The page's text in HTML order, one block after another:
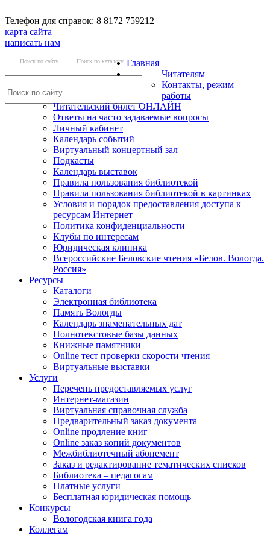
Телефон для справок: 8 8172 759212
карта сайта
написать нам
Поиск по сайту Поиск по каталогу Главная
Читателям
Контакты, режим
работы
Читательский билет ОНЛАЙН
Ответы на часто задаваемые вопросы
Личный кабинет
Календарь событий
Виртуальный концертный зал
Подкасты
Календарь выставок
Правила пользования библиотекой
Правила пользования библиотекой в картинках
Условия и порядок предоставления доступа к
ресурсам Интернет
Политика конфиденциальности
Клубы по интересам
Юридическая клиника
Всероссийские Беловские чтения «Белов. Вологда.
Россия»
Ресурсы
Каталоги
Электронная библиотека
Память Вологды
Календарь знаменательных дат
Полнотекстовые базы данных
Книжные памятники
Online тест проверки скорости чтения
Виртуальные выставки
Услуги
Перечень предоставляемых услуг
Интернет-магазин
Виртуальная справочная служба
Предварительный заказ документа
Online продление книг
Online заказ копий документов
Межбиблиотечный абонемент
Заказ и редактирование тематических списков
Библиотека – педагогам
Платные услуги
Бесплатная юридическая помощь
Конкурсы
Вологодская книга года
Коллегам